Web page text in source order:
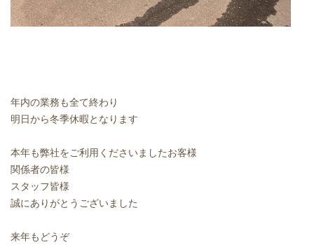
年内の業務も全て終わり
明日から冬季休暇となります
本年も弊社をご利用くださいましたお客様
関係者の皆様
スタッフ皆様
誠にありがとうございました
来年もどうぞ